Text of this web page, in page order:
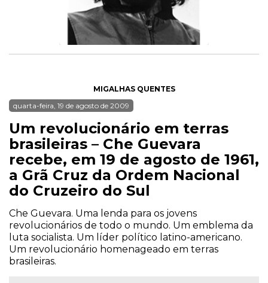
MIGALHAS QUENTES
quarta-feira, 19 de agosto de 2009
Um revolucionário em terras
brasileiras – Che Guevara
recebe, em 19 de agosto de 1961,
a Grã Cruz da Ordem Nacional
do Cruzeiro do Sul
Che Guevara. Uma lenda para os jovens
revolucionários de todo o mundo. Um emblema da
luta socialista. Um líder político latino-americano.
Um revolucionário homenageado em terras
brasileiras.